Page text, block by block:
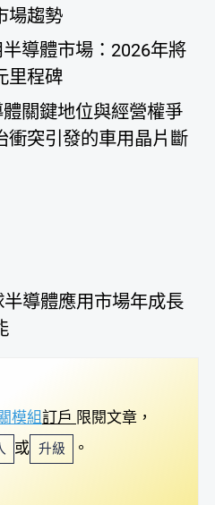
場趨勢
導體市場：2026年將
里程碑
關鍵地位與經營權爭
衝突引發的車用晶片斷
導體應用市場年成長
模組訂戶 限閱文章，
或 升級 。